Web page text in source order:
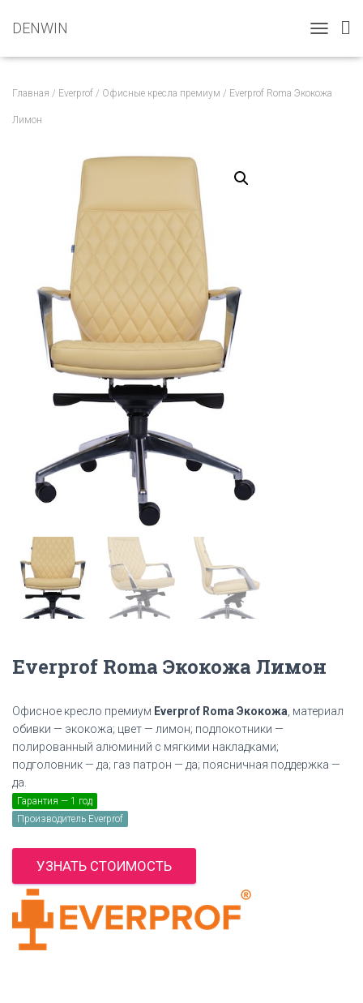
DENWIN
O
Главная / Everprof / Офисные кресла премиум / Everprof Roma Экокожа
Лимон
Everprof Roma Экокожа Лимон
Офисное кресло премиум Everprof Roma Экокожа , материал
обивки — экокожа; цвет — лимон; подлокотники —
полированный алюминий с мягкими накладками;
подголовник — да; газ патрон — да; поясничная поддержка —
да.
Гарантия — 1 год
Производитель Everprof
УЗНАТЬ СТОИМОСТЬ